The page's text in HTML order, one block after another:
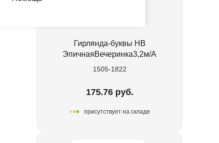
Гирлянда-буквы HB
ЭпичнаяВечеринка3,2м/А
1505-1822
175.76 руб.
присутствует на складе